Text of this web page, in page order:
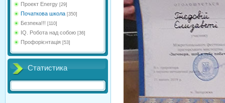
Проект Energy [29]
Початкова школа [350]
Безпека!!! [110]
IQ. Робота над собою [36]
Профорієнтація [53]
Статистика